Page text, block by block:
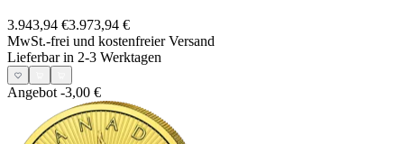
3.943,94 €3.973,94 €
MwSt.-frei und kostenfreier Versand
Lieferbar in 2-3 Werktagen
Angebot -3,00 €